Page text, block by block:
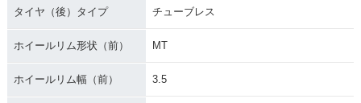
タイヤ（後）タイプ チューブレス
ホイールリム形状（前） MT
ホイールリム幅（前） 3.5